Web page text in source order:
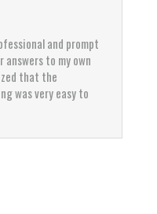
and prompt
to my own
that the
was very easy to